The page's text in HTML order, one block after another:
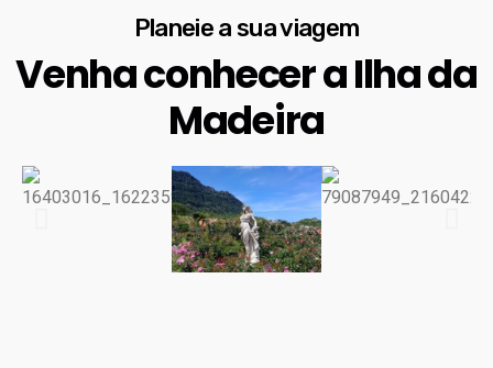
Planeie a sua viagem
Venha conhecer a Ilha da
Madeira